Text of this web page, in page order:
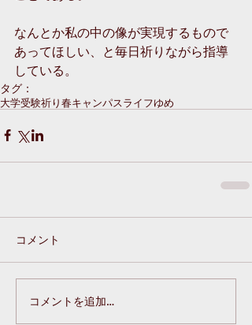
なんとか私の中の像が実現するもので
あってほしい、と毎日祈りながら指導
している。
タグ：
大学受験祈り春キャンパスライフゆめ
コメント
コメントを追加…